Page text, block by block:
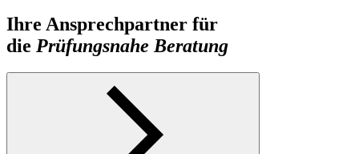
Ihre Ansprechpartner für
die Prüfungsnahe Beratung